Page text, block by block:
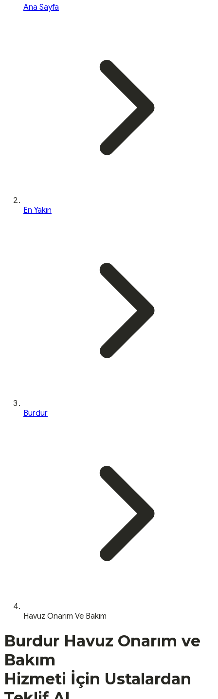
Ana Sayfa
En Yakın
Burdur
Havuz Onarım Ve Bakım
Burdur Havuz Onarım ve
Bakım
Hizmeti İçin Ustalardan